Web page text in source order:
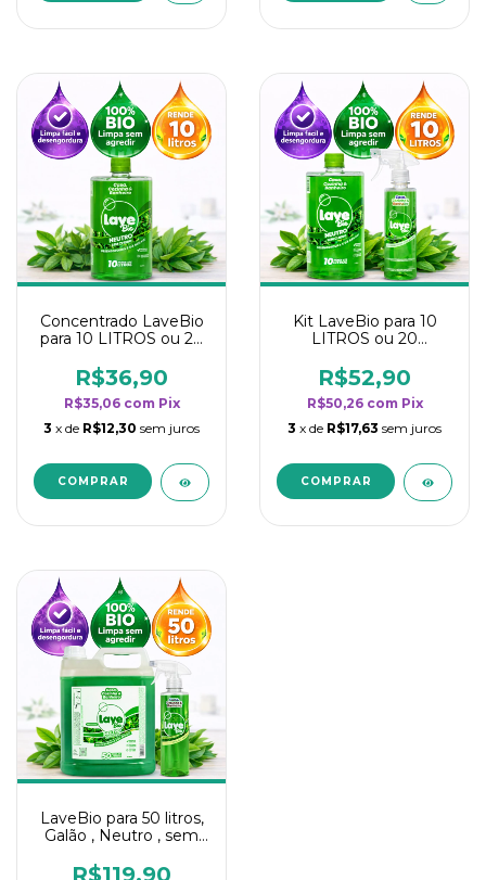
Concentrado LaveBio
para 10 LITROS ou 20
rendimento da
categoria - Neutro
R$36,90
R$35,06 com Pix
3 x de R$12,30 sem juros
Kit LaveBio para 10
LITROS ou 20
rendimento da
categoria - Neutro
R$52,90
R$50,26 com Pix
3 x de R$17,63 sem juros
LaveBio para 50 litros,
Galão , Neutro , sem